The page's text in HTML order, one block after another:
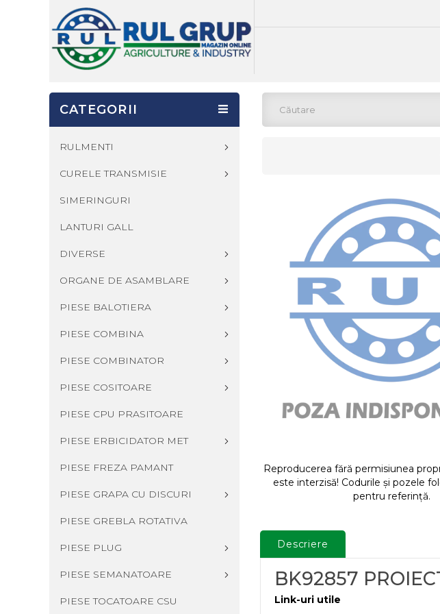
CATEGORII
RULMENTI
CURELE TRANSMISIE
SIMERINGURI
LANTURI GALL
DIVERSE
ORGANE DE ASAMBLARE
PIESE BALOTIERA
PIESE COMBINA
PIESE COMBINATOR
PIESE COSITOARE
PIESE CPU PRASITOARE
PIESE ERBICIDATOR MET
PIESE FREZA PAMANT
PIESE GRAPA CU DISCURI
PIESE GREBLA ROTATIVA
PIESE PLUG
PIESE SEMANATOARE
PIESE TOCATOARE CSU
Reproducerea fără permisiunea
este interzisă! Codurile și pozele
pentru referință.
Descriere
BK92857
Link-uri utile